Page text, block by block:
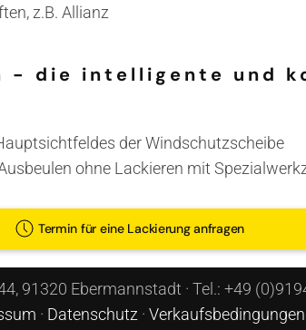
z.B. Allianz
- die intelligente und
der Windschutzscheibe
ohne Lackieren mit
Termin für eine Lackierung anfragen
91320 Ebermannstadt · Tel.: +49
· Datenschutz · Verkaufsbedingungen